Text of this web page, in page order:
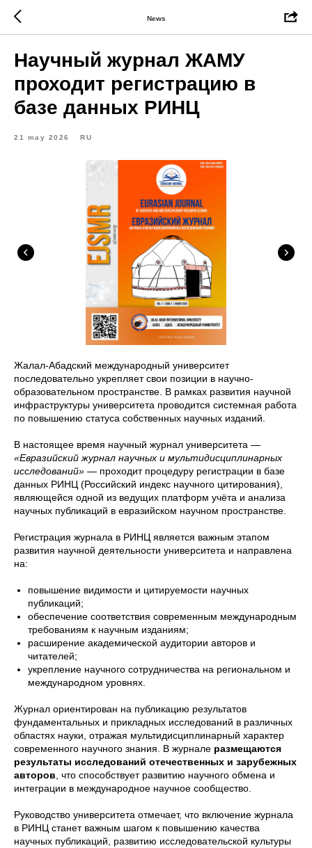
News
Научный журнал ЖАМУ
проходит регистрацию в
базе данных РИНЦ
21 may 2026 RU
Жалал-Абадский международный университет
последовательно укрепляет свои позиции в научно-
образовательном пространстве. В рамках развития научной
инфраструктуры университета проводится системная работа
по повышению статуса собственных научных изданий.
В настоящее время научный журнал университета —
«Евразийский журнал научных и мультидисциплинарных
исследований» — проходит процедуру регистрации в базе
данных РИНЦ (Российский индекс научного цитирования),
являющейся одной из ведущих платформ учёта и анализа
научных публикаций в евразийском научном пространстве.
Регистрация журнала в РИНЦ является важным этапом
развития научной деятельности университета и направлена
на:
повышение видимости и цитируемости научных
публикаций;
обеспечение соответствия современным международным
требованиям к научным изданиям;
расширение академической аудитории авторов и
читателей;
укрепление научного сотрудничества на региональном и
международном уровнях.
Журнал ориентирован на публикацию результатов
фундаментальных и прикладных исследований в различных
областях науки, отражая мультидисциплинарный характер
современного научного знания. В журнале размещаются
результаты исследований отечественных и зарубежных
авторов , что способствует развитию научного обмена и
интеграции в международное научное сообщество.
Руководство университета отмечает, что включение журнала
в РИНЦ станет важным шагом к повышению качества
научных публикаций, развитию исследовательской культуры